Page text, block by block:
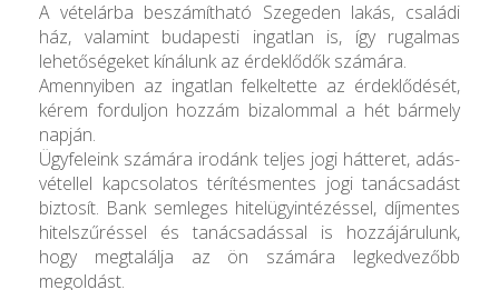
A vételárba beszámítható Szegeden lakás, családi
ház, valamint budapesti ingatlan is, így rugalmas
lehetőségeket kínálunk az érdeklődők számára.
Amennyiben az ingatlan felkeltette az érdeklődését,
kérem forduljon hozzám bizalommal a hét bármely
napján.
Ügyfeleink számára irodánk teljes jogi hátteret, adás-
vétellel kapcsolatos térítésmentes jogi tanácsadást
biztosít. Bank semleges hitelügyintézéssel, díjmentes
hitelszűréssel és tanácsadással is hozzájárulunk,
hogy megtalálja az ön számára legkedvezőbb
megoldást.